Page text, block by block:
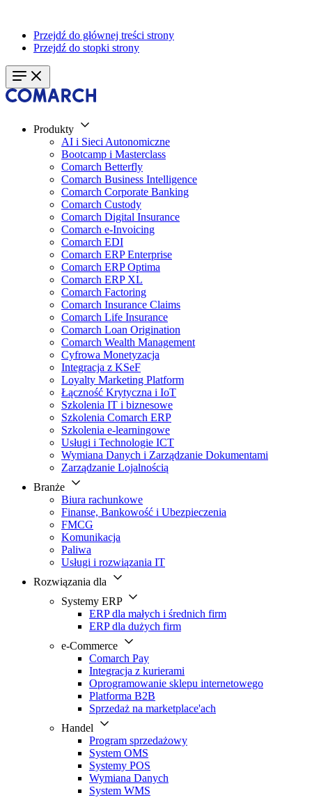
Przejdź do głównej treści strony
Przejdź do stopki strony
Produkty
AI i Sieci Autonomiczne
Bootcamp i Masterclass
Comarch Betterfly
Comarch Business Intelligence
Comarch Corporate Banking
Comarch Custody
Comarch Digital Insurance
Comarch e-Invoicing
Comarch EDI
Comarch ERP Enterprise
Comarch ERP Optima
Comarch ERP XL
Comarch Factoring
Comarch Insurance Claims
Comarch Life Insurance
Comarch Loan Origination
Comarch Wealth Management
Cyfrowa Monetyzacja
Integracja z KSeF
Loyalty Marketing Platform
Łączność Krytyczna i IoT
Szkolenia IT i biznesowe
Szkolenia Comarch ERP
Szkolenia e-learningowe
Usługi i Technologie ICT
Wymiana Danych i Zarządzanie Dokumentami
Zarządzanie Lojalnością
Branże
Biura rachunkowe
Finanse, Bankowość i Ubezpieczenia
FMCG
Komunikacja
Paliwa
Usługi i rozwiązania IT
Rozwiązania dla
Systemy ERP
ERP dla małych i średnich firm
ERP dla dużych firm
e-Commerce
Comarch Pay
Integracja z kurierami
Oprogramowanie sklepu internetowego
Platforma B2B
Sprzedaż na marketplace'ach
Handel
Program sprzedażowy
System OMS
Systemy POS
Wymiana Danych
System WMS